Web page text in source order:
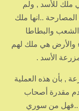
ملك للأسد , ولم
..انها ملك
والبطاطا
والأرض هي ملك لهم
الأسد .
, بأن هذه العملية
عدم مقدرة أصحاب
..فهل من سوري